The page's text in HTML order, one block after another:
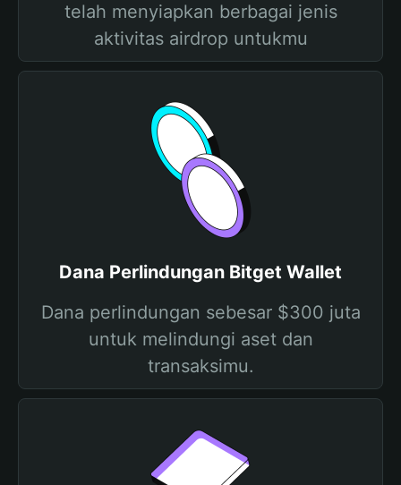
telah menyiapkan berbagai jenis
aktivitas airdrop untukmu
Dana Perlindungan Bitget Wallet
Dana perlindungan sebesar $300 juta
untuk melindungi aset dan
transaksimu.